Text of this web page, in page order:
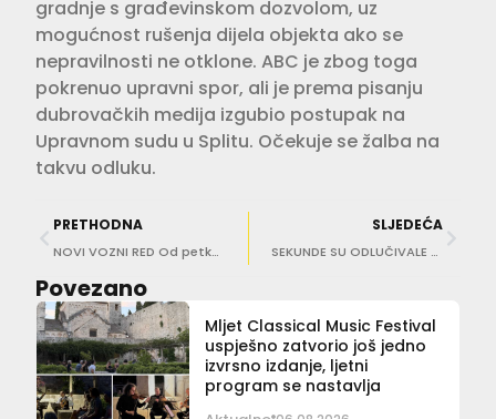
gradnje s građevinskom dozvolom, uz
mogućnost rušenja dijela objekta ako se
nepravilnosti ne otklone. ABC je zbog toga
pokrenuo upravni spor, ali je prema pisanju
dubrovačkih medija izgubio postupak na
Upravnom sudu u Splitu. Očekuje se žalba na
takvu odluku.
PRETHODNA
NOVI VOZNI RED Od petka promjene u gradskom i prigradskom prijevozu
SLJEDEĆA
SEKUNDE SU ODLUČIVALE Hrabri Šime Buterin (20) skočio u more i spasio život starijem muškarcu
Povezano
Mljet Classical Music Festival
uspješno zatvorio još jedno
izvrsno izdanje, ljetni
program se nastavlja